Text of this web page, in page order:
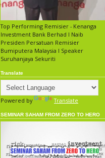
Top Performing Remisier - Kenanga
Investment Bank Berhad l Naib
Presiden Persatuan Remisier
Bumiputera Malaysia l Speaker
Suruhanjaya Sekuriti
Translate
Powered by Translate
SEMINAR SAHAM FROM ZERO TO HERO